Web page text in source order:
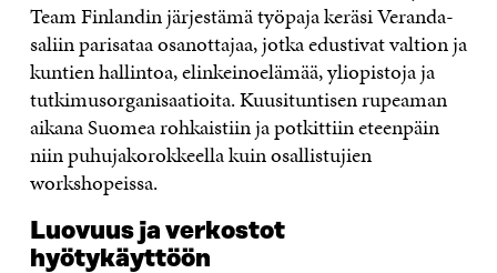
Team Finlandin järjestämä työpaja keräsi Veranda-
saliin parisataa osanottajaa, jotka edustivat valtion ja
kuntien hallintoa, elinkeinoelämää, yliopistoja ja
tutkimusorganisaatioita. Kuusituntisen rupeaman
aikana Suomea rohkaistiin ja potkittiin eteenpäin
niin puhujakorokkeella kuin osallistujien
workshopeissa.
Luovuus ja verkostot
hyötykäyttöön